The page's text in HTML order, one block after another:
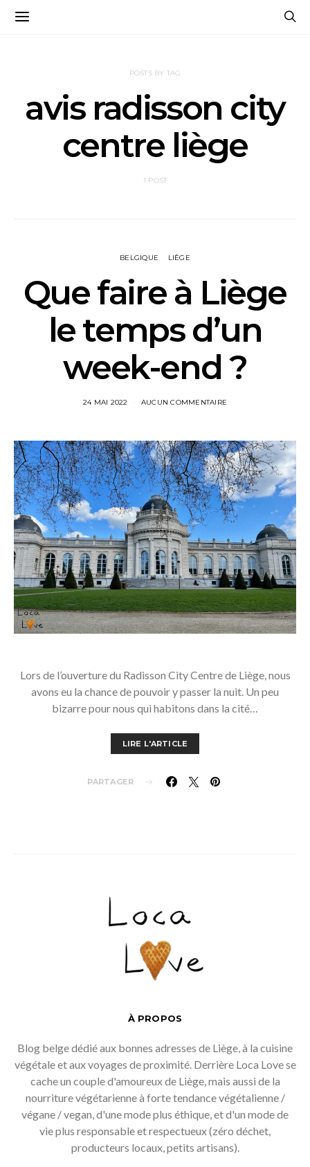
POSTS BY TAG
avis radisson city
centre liège
1 POST
BELGIQUE LIÈGE
Que faire à Liège
le temps d’un
week-end ?
24 MAI 2022 AUCUN COMMENTAIRE
Lors de l’ouverture du Radisson City Centre de Liège, nous
avons eu la chance de pouvoir y passer la nuit. Un peu
bizarre pour nous qui habitons dans la cité…
LIRE L'ARTICLE
PARTAGER
À PROPOS
Blog belge dédié aux bonnes adresses de Liège, à la cuisine
végétale et aux voyages de proximité. Derrière Loca Love se
cache un couple d'amoureux de Liège, mais aussi de la
nourriture végétarienne à forte tendance végétalienne /
végane / vegan, d'une mode plus éthique, et d'un mode de
vie plus responsable et respectueux (zéro déchet,
producteurs locaux, petits artisans).